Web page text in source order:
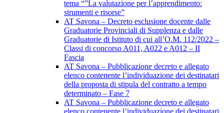
tema “”La valutazione per l’apprendimento:
strumenti e risorse”
AT Savona – Decreto esclusione docente dalle
Graduatorie Provinciali di Supplenza e dalle
Graduatorie di Istituto di cui all’O.M. 112/2022 –
Classi di concorso A011, A022 e A012 – II
Fascia
AT Savona – Pubblicazione decreto e allegato
elenco contenente l’individuazione dei destinatari
della proposta di stipula del contratto a tempo
determinato – Fase 7
AT Savona – Pubblicazione decreto e allegato